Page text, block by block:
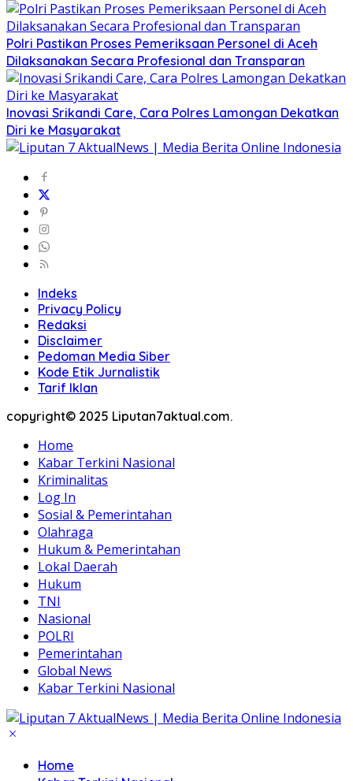
Polri Pastikan Proses Pemeriksaan Personel di Aceh
Dilaksanakan Secara Profesional dan Transparan
Inovasi Srikandi Care, Cara Polres Lamongan Dekatkan
Diri ke Masyarakat
Indeks
Privacy Policy
Redaksi
Disclaimer
Pedoman Media Siber
Kode Etik Jurnalistik
Tarif Iklan
copyright© 2025 Liputan7aktual.com.
Home
Kabar Terkini Nasional
Kriminalitas
Log In
Sosial & Pemerintahan
Olahraga
Hukum & Pemerintahan
Lokal Daerah
Hukum
TNI
Nasional
POLRI
Pemerintahan
Global News
Kabar Terkini Nasional
Home